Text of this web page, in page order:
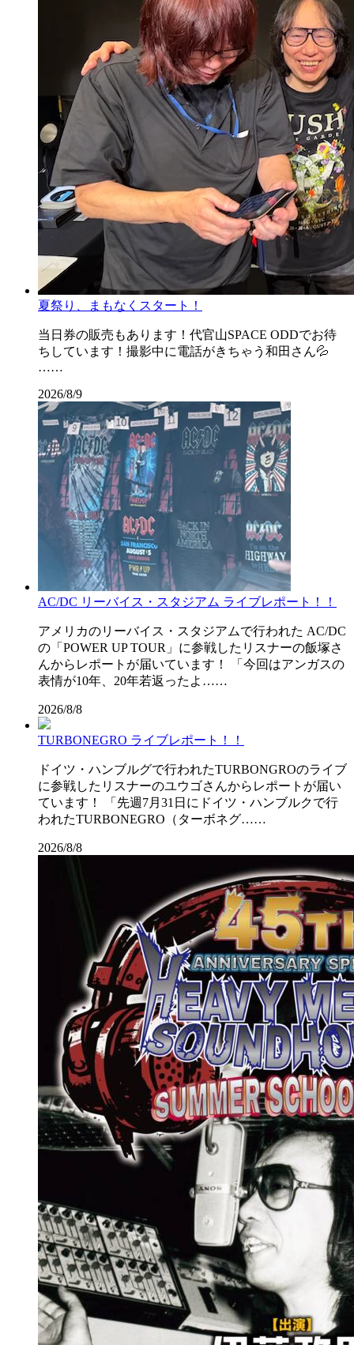
夏祭り、まもなくスタート！
当日券の販売もあります！代官山SPACE ODDでお待
ちしています！撮影中に電話がきちゃう和田さん💦
……
2026/8/9
AC/DC リーバイス・スタジアム ライブレポート！！
アメリカのリーバイス・スタジアムで行われた AC/DC
の「POWER UP TOUR」に参戦したリスナーの飯塚さ
んからレポートが届いています！ 「今回はアンガスの
表情が10年、20年若返ったよ……
2026/8/8
TURBONEGRO ライブレポート！！
ドイツ・ハンブルグで行われたTURBONGROのライブ
に参戦したリスナーのユウゴさんからレポートが届い
ています！ 「先週7月31日にドイツ・ハンブルクで行
われたTURBONEGRO（ターボネグ……
2026/8/8